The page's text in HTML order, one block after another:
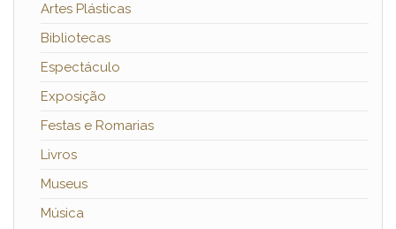
Artes Plásticas
Bibliotecas
Espectáculo
Exposição
Festas e Romarias
Livros
Museus
Música